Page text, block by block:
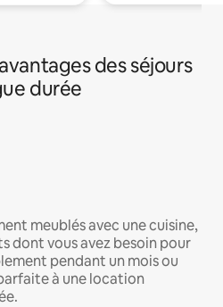
des séjours
durée
meublés avec une cuisine,
dont vous avez besoin pour
pendant un mois ou
à une location